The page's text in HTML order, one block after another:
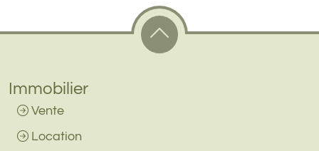
Immobilier
Vente
Location